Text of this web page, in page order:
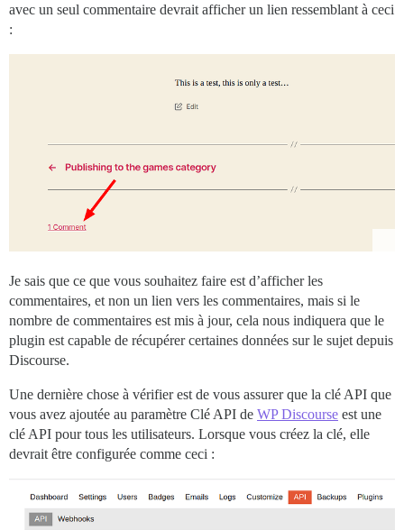
avec un seul commentaire devrait afficher un lien ressemblant à ceci
:
Je sais que ce que vous souhaitez faire est d’afficher les
commentaires, et non un lien vers les commentaires, mais si le
nombre de commentaires est mis à jour, cela nous indiquera que le
plugin est capable de récupérer certaines données sur le sujet depuis
Discourse.
Une dernière chose à vérifier est de vous assurer que la clé API que
vous avez ajoutée au paramètre Clé API de WP Discourse est une
clé API pour tous les utilisateurs. Lorsque vous créez la clé, elle
devrait être configurée comme ceci :